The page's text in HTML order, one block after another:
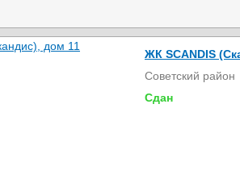
ЖК SCANDIS
Советский район
Сдан